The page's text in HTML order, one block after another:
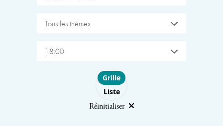
Tous les thèmes
18:00
Choose layout
Grille
Liste
Réinitialiser